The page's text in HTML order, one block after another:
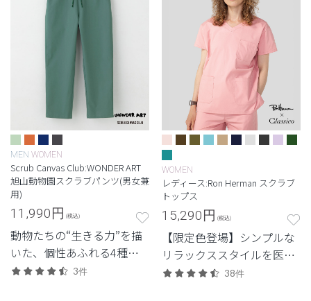
MEN WOMEN
Scrub Canvas Club:WONDER ART
旭山動物園スクラブパンツ(男女兼
用)
11,990円 (税込)
動物たちの“生きる力”を描
いた、個性あふれる4種の
デザイン。
3件
WOMEN
レディース:Ron Herman スクラブ
トップス
15,290円 (税込)
【限定色登場】シンプルな
リラックススタイルを医療
ウェアに落とし込んだロン
38件